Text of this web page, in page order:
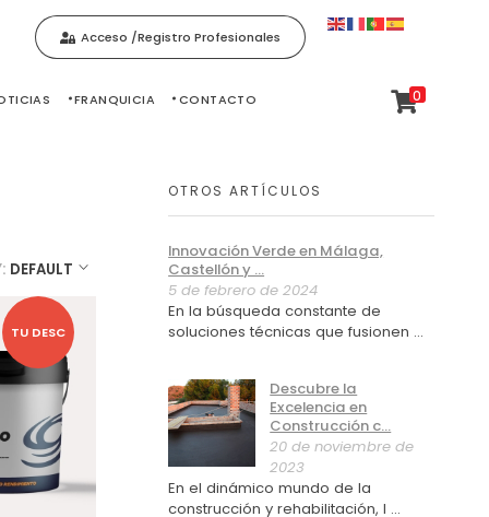
Acceso /Registro Profesionales
FRANQUICIA CONTACTO 0
DEFAULT
TU DESC
OTROS ARTÍCULOS
Innovación Verde en Málaga,
Castellón y ...
5 de febrero de 2024
En la búsqueda constante de
soluciones técnicas que fusionen ...
Descubre la
Excelencia en
Construcción c...
20 de noviembre de
2023
En el dinámico mundo de la
construcción y rehabilitación, l ...